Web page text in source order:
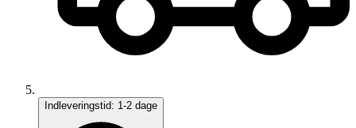
Indleveringstid: 1-2 dage